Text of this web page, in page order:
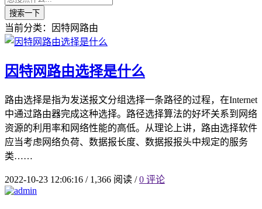
搜索一下
当前分类：因特网路由
因特网路由选择是什么
路由选择是指为发送报文分组选择一条路径的过程，在Internet
中通过路由器完成这种选择。路径选择算法的好坏关系到网络
资源的利用率和网络性能的高低。从理论上讲，路由选择软件
应当考虑网络负荷、数据报长度、数据报报头中规定的服务
类……
2022-10-23 12:06:16 /1,366 阅读 / 0 评论